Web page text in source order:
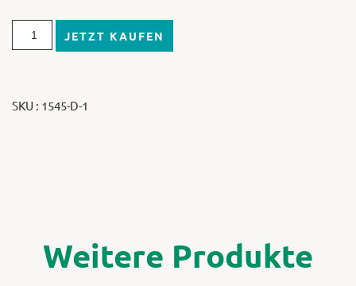
JETZT KAUFEN
SKU : 1545-D-1
Weitere Produkte